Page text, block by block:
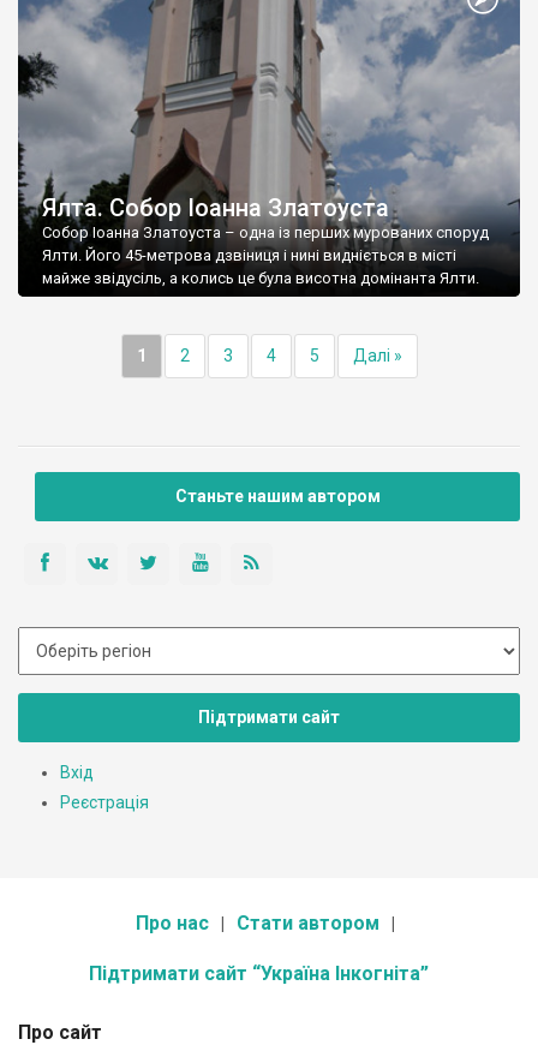
Ялта. Собор Іоанна Златоуста
Собор Іоанна Златоуста – одна із перших мурованих споруд
Ялти. Його 45-метрова дзвіниця і нині видніється в місті
майже звідусіль, а колись це була висотна домінанта Ялти.
1 2 3 4 5 Далі »
Станьте нашим автором
Підтримати сайт
Вхід
Реєстрація
Про нас Стати автором
Підтримати сайт “Україна Інкогніта”
Про сайт